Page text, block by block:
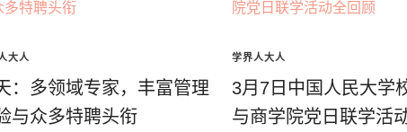
大人
：多领域专家，丰富管理
与众多特聘头衔
学界人大人
3月7日中国人民大学
与商学院党日联学活